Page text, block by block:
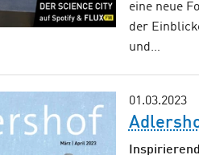
eine neue
der
und…
01.03.2023